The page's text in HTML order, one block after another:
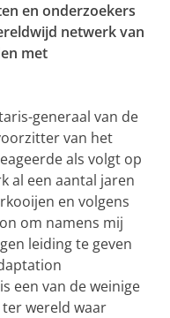
en onderzoekers
netwerk van
met
generaal van de
van het
als volgt op
al een aantal jaren
en volgens
om namens mij
leiding te geven
een van de weinige
wereld waar